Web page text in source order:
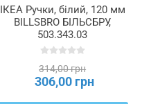
ІКЕА Ручки, білий, 120 мм
BILLSBRO БІЛЬСБРУ,
503.343.03
314,00 грн
306,00 грн